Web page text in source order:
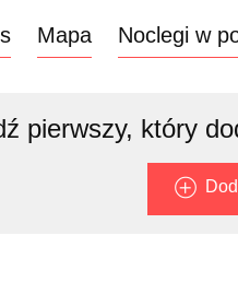
Mapa Noclegi w
pierwszy, który